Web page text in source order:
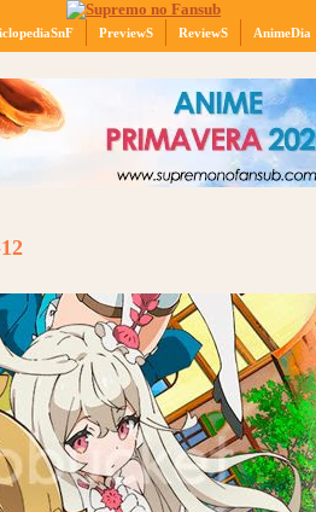
PreviewS ReviewS AnimeDia